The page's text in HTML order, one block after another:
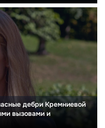
дебри Кремниевой
вызовами и